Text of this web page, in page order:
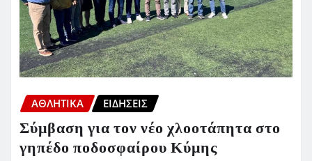
ΑΘΛΗΤΙΚΑ ΕΙΔΗΣΕΙΣ
Σύμβαση για τον νέο χλοοτάπητα στο
γηπέδο ποδοσφαίρου Κύμης